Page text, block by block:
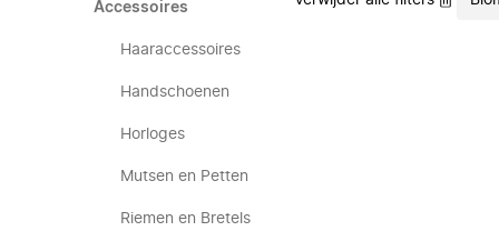
Accessoires
Haaraccessoires
Handschoenen
Horloges
Mutsen en Petten
Riemen en Bretels